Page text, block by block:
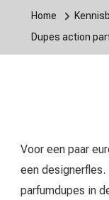
Home
Dupes action
Voor een paar
een
parfumdupes in